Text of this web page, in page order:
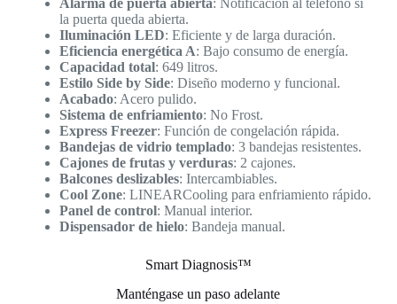
la puerta queda abierta.
Iluminación LED: Eficiente y de larga duración.
Eficiencia energética A: Bajo consumo de energía.
Capacidad total: 649 litros.
Estilo Side by Side: Diseño moderno y funcional.
Acabado: Acero pulido.
Sistema de enfriamiento: No Frost.
Express Freezer: Función de congelación rápida.
Bandejas de vidrio templado: 3 bandejas resistentes.
Cajones de frutas y verduras: 2 cajones.
Balcones deslizables: Intercambiables.
Cool Zone: LINEARCooling para enfriamiento rápido.
Panel de control: Manual interior.
Dispensador de hielo: Bandeja manual.
Smart Diagnosis™
Manténgase un paso adelante